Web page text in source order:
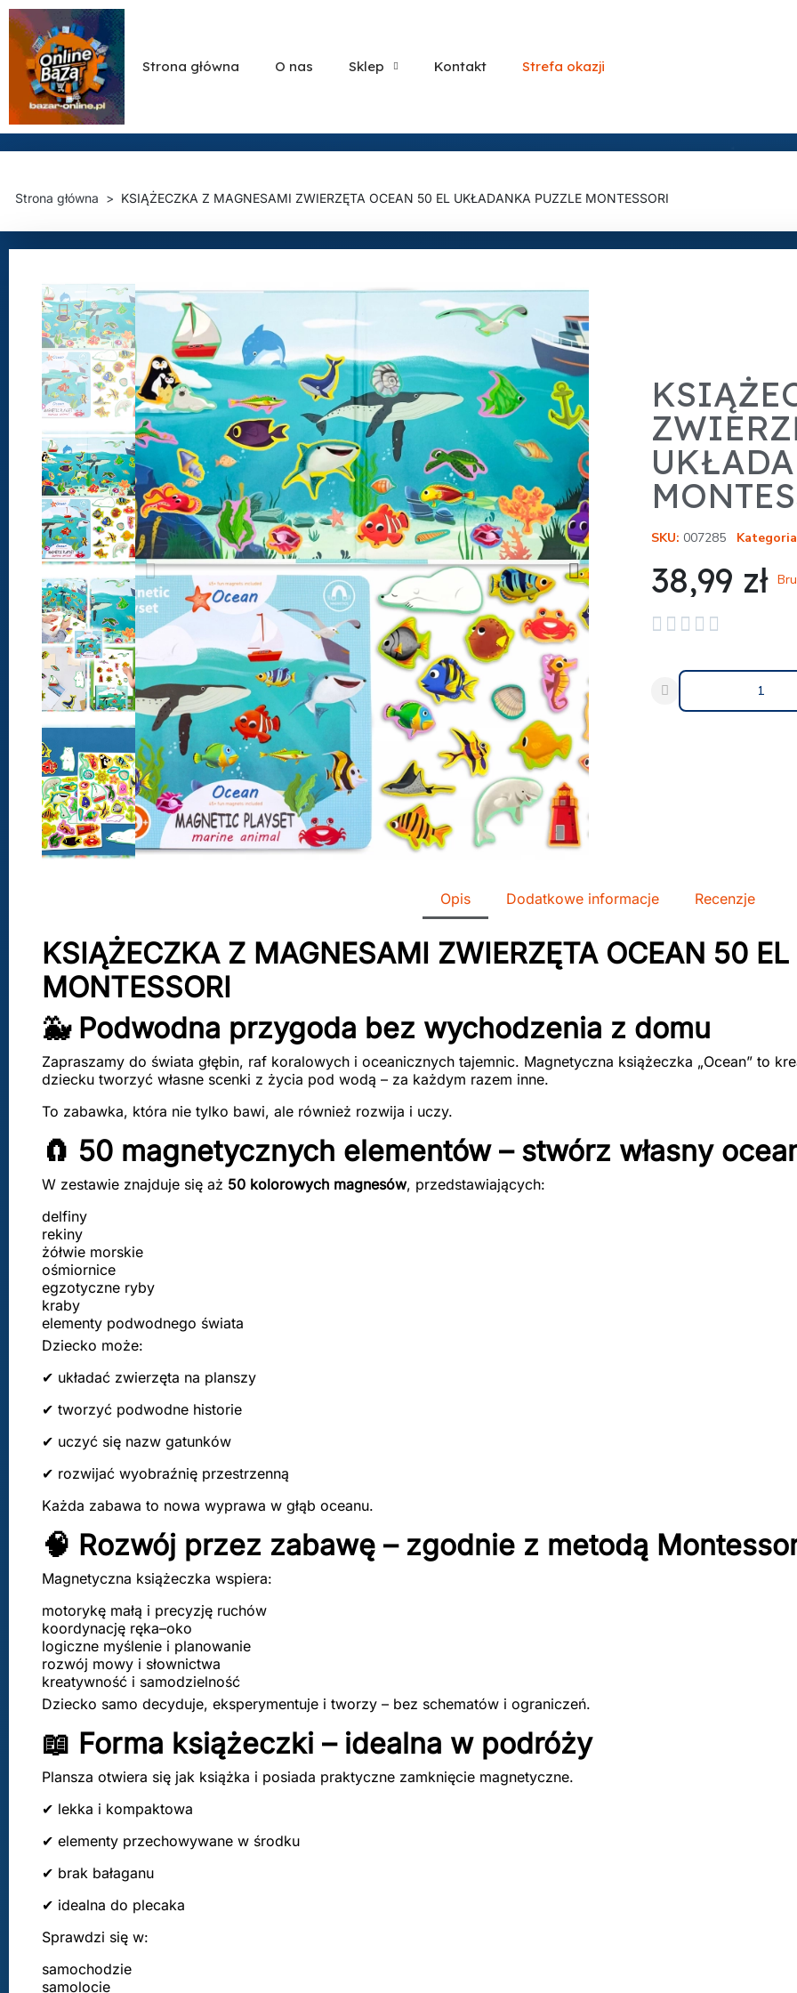
Strona główna O nas Sklep Kontakt Strefa okazji
Strona główna KSIĄŻECZKA Z MAGNESAMI ZWIERZĘTA OCEAN 50 EL UKŁADANKA PUZZLE MONTESSORI
SKU 007285 Kategoria
38,99 zł
    
Opis Dodatkowe informacje Recenzje
KSIĄŻECZKA Z MAGNESAMI ZWIERZĘTA OCEAN 50
MONTESSORI
🐳 Podwodna przygoda bez wychodzenia z domu
Zapraszamy do świata głębin, raf koralowych i oceanicznych tajemnic. Magnetyczna książeczka „Ocean” to
dziecku tworzyć własne scenki z życia pod wodą – za każdym razem inne.
To zabawka, która nie tylko bawi, ale również rozwija i uczy.
🧲 50 magnetycznych elementów – stwórz własny
W zestawie znajduje się aż 50 kolorowych magnesów, przedstawiających:
delfiny
rekiny
żółwie morskie
ośmiornice
egzotyczne ryby
kraby
elementy podwodnego świata
Dziecko może:
✔ układać zwierzęta na planszy
✔ tworzyć podwodne historie
✔ uczyć się nazw gatunków
✔ rozwijać wyobraźnię przestrzenną
Każda zabawa to nowa wyprawa w głąb oceanu.
🧠 Rozwój przez zabawę – zgodnie z metodą
Magnetyczna książeczka wspiera:
motorykę małą i precyzję ruchów
koordynację ręka–oko
logiczne myślenie i planowanie
rozwój mowy i słownictwa
kreatywność i samodzielność
Dziecko samo decyduje, eksperymentuje i tworzy – bez schematów i ograniczeń.
📖 Forma książeczki – idealna w podróży
Plansza otwiera się jak książka i posiada praktyczne zamknięcie magnetyczne.
✔ lekka i kompaktowa
✔ elementy przechowywane w środku
✔ brak bałaganu
✔ idealna do plecaka
Sprawdzi się w:
samochodzie
samolocie